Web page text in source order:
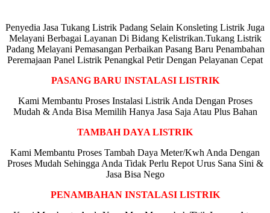
Penyedia Jasa Tukang Listrik Padang Selain Konsleting Listrik Juga
Melayani Berbagai Layanan Di Bidang Kelistrikan.Tukang Listrik
Padang Melayani Pemasangan Perbaikan Pasang Baru Penambahan
Peremajaan Panel Listrik Penangkal Petir Dengan Pelayanan Cepat
PASANG BARU INSTALASI LISTRIK
Kami Membantu Proses Instalasi Listrik Anda Dengan Proses
Mudah & Anda Bisa Memilih Hanya Jasa Saja Atau Plus Bahan
TAMBAH DAYA LISTRIK
Kami Membantu Proses Tambah Daya Meter/Kwh Anda Dengan
Proses Mudah Sehingga Anda Tidak Perlu Repot Urus Sana Sini &
Jasa Bisa Nego
PENAMBAHAN INSTALASI LISTRIK